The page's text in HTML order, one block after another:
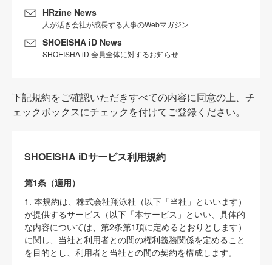
HRzine News
人が活き会社が成長する人事のWebマガジン
SHOEISHA iD News
SHOEISHA iD 会員全体に対するお知らせ
下記規約をご確認いただきすべての内容に同意の上、チ
ェックボックスにチェックを付けてご登録ください。
SHOEISHA iDサービス利用規約
第1条（適用）
1. 本規約は、株式会社翔泳社（以下「当社」といいます）
が提供するサービス（以下「本サービス」といい、具体的
な内容については、第2条第1項に定めるとおりとします）
に関し、当社と利用者との間の権利義務関係を定めること
を目的とし、利用者と当社との間の契約を構成します。